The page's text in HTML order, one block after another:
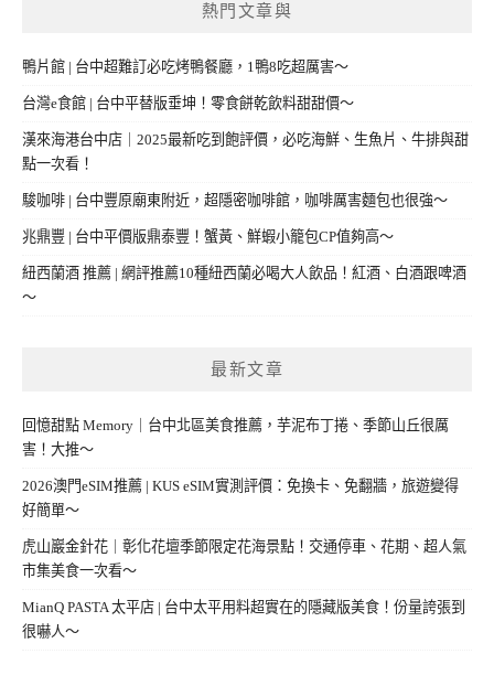
熱門文章與
鴨片館 | 台中超難訂必吃烤鴨餐廳，1鴨8吃超厲害～
台灣e食館 | 台中平替版垂坤！零食餅乾飲料甜甜價～
漢來海港台中店｜2025最新吃到飽評價，必吃海鮮、生魚片、牛排與甜
點一次看！
駿咖啡 | 台中豐原廟東附近，超隱密咖啡館，咖啡厲害麵包也很強～
兆鼎豐 | 台中平價版鼎泰豐！蟹黃、鮮蝦小籠包CP值夠高～
紐西蘭酒 推薦 | 網評推薦10種紐西蘭必喝大人飲品！紅酒、白酒跟啤酒
～
最新文章
回憶甜點 Memory｜台中北區美食推薦，芋泥布丁捲、季節山丘很厲
害！大推～
2026澳門eSIM推薦 | KUS eSIM實測評價：免換卡、免翻牆，旅遊變得
好簡單～
虎山巖金針花｜彰化花壇季節限定花海景點！交通停車、花期、超人氣
市集美食一次看～
MianQ PASTA 太平店 | 台中太平用料超實在的隱藏版美食！份量誇張到
很嚇人～